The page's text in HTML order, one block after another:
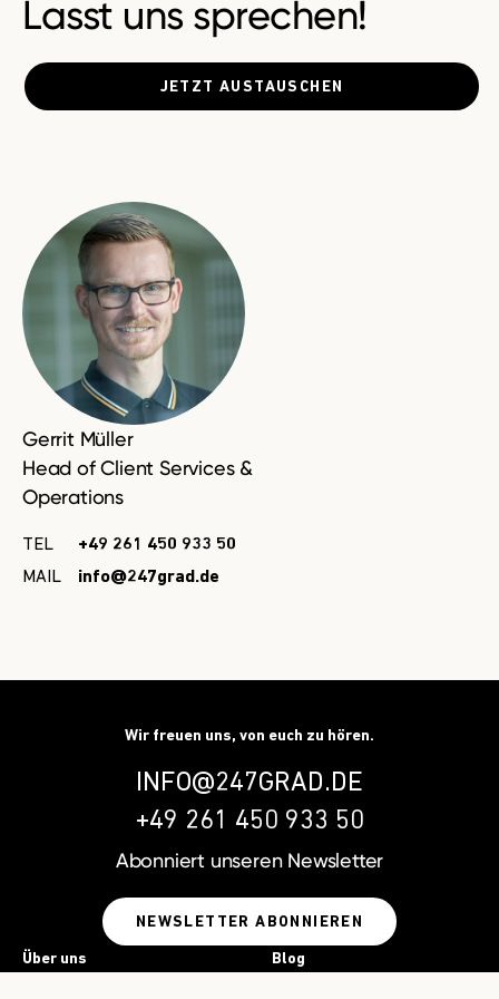
Lasst uns sprechen!
JETZT AUSTAUSCHEN
Gerrit Müller
Head of Client Services &
Operations
TEL
+49 261 450 933 50
MAIL
info@247grad.de
Wir freuen uns, von euch zu hören.
INFO@247GRAD.DE
+49 261 450 933 50
Abonniert unseren Newsletter
NEWSLETTER ABONNIEREN
Über uns
Blog